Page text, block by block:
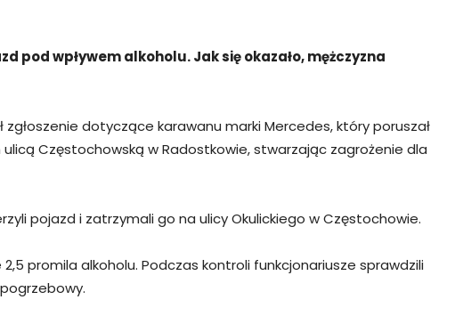
wpływem alkoholu. Jak się okazało, mężczyzna
dotyczące karawanu marki Mercedes, który poruszał
Częstochowską w Radostkowie, stwarzając zagrożenie dla
pojazd i zatrzymali go na ulicy Okulickiego w Częstochowie.
promila alkoholu. Podczas kontroli funkcjonariusze sprawdzili